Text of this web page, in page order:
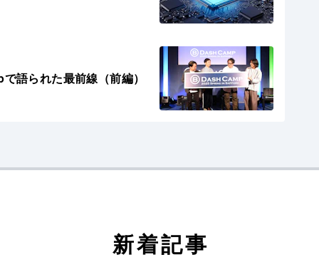
語られた最前線（前編）
新着記事